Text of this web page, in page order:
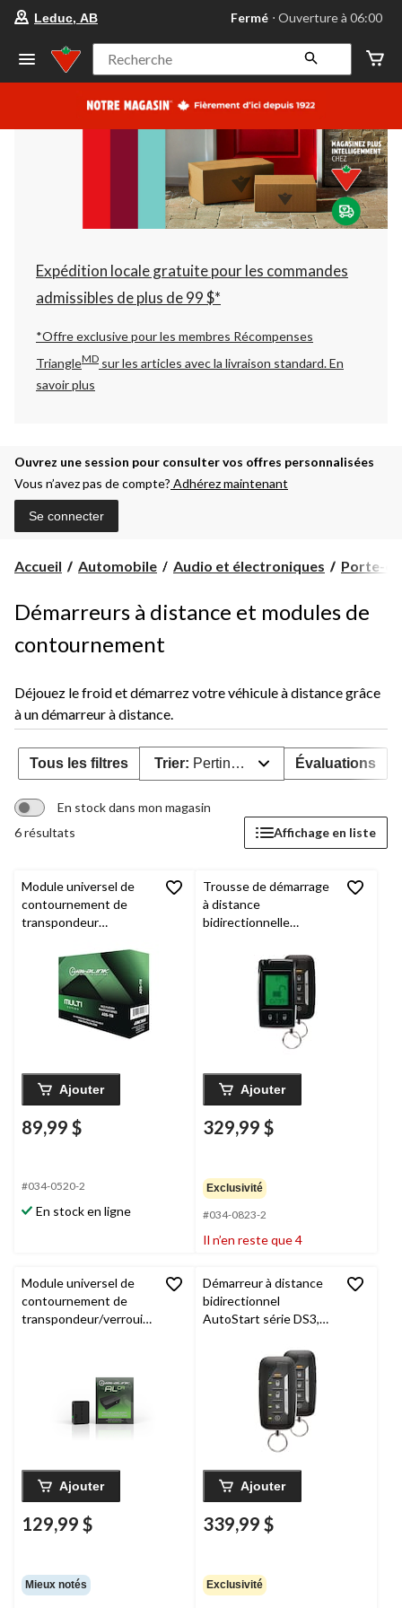
votre
préféré
Leduc,
AB,
courament
Ouverture
à
06:00
cliquer
pour
changer
Leduc, AB Fermé ⋅ Ouverture à 06:00
Recherche
Expédition locale gratuite pour les commandes
admissibles de plus de 99 $*
*Offre exclusive pour les membres Récompenses
TriangleMD sur les articles avec la livraison standard.En
savoir plus
Ouvrez une session pour consulter vos offres personnalisées
Vous n’avez pas de compte? Adhérez maintenant
Se connecter
Accueil Automobile Audio et électroniques Porte-
Démarreurs à distance et modules de
contournement
Déjouez le froid et démarrez votre véhicule à distance grâce
à un démarreur à distance.
Tous les filtres Trier: Pertinence Évaluations
En stock dans mon magasin
6 résultats
Affichage en liste
Module universel de
contournement de
transpondeur
Multi-series
Ajouter
89,99 $
#034-0520-2
En stock en ligne
Trousse de démarrage
à distance
bidirectionnelle
de jusqu’à 5 200 pi, 1
ACL et 1 TX
unidirectionnel
Ajouter
329,99 $
Exclusivité
#034-0823-2
Il n’en reste que 4
Module universel de
contournement de
transpondeur/verrouill
Ajouter
129,99 $
Mieux notés
Démarreur à distance
bidirectionnel
AutoStart série DS3,
Ajouter
339,99 $
Exclusivité